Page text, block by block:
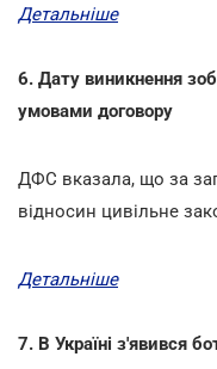
Детальніше
6. Дату виникнення
умовами договору
ДФС вказала, що за
відносин цивільне
Детальніше
7. В Україні з'явився